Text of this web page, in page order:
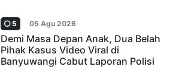
5 05 Agu 2026
Demi Masa Depan Anak, Dua Belah
Pihak Kasus Video Viral di
Banyuwangi Cabut Laporan Polisi